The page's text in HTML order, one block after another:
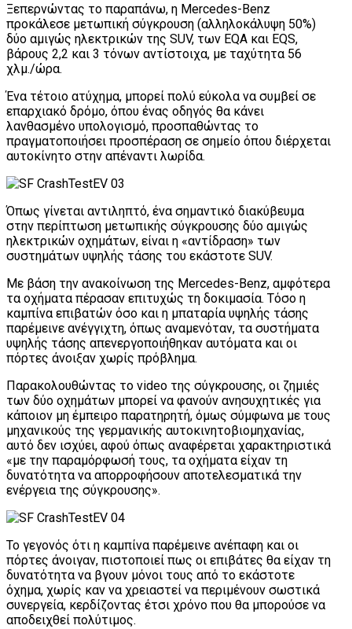
Ξεπερνώντας το παραπάνω, η Mercedes-Benz
προκάλεσε μετωπική σύγκρουση (αλληλοκάλυψη 50%)
δύο αμιγώς ηλεκτρικών της SUV, των EQA και EQS,
βάρους 2,2 και 3 τόνων αντίστοιχα, με ταχύτητα 56
χλμ./ώρα.
Ένα τέτοιο ατύχημα, μπορεί πολύ εύκολα να συμβεί σε
επαρχιακό δρόμο, όπου ένας οδηγός θα κάνει
λανθασμένο υπολογισμό, προσπαθώντας το
πραγματοποιήσει προσπέραση σε σημείο όπου διέρχεται
αυτοκίνητο στην απέναντι λωρίδα.
Όπως γίνεται αντιληπτό, ένα σημαντικό διακύβευμα
στην περίπτωση μετωπικής σύγκρουσης δύο αμιγώς
ηλεκτρικών οχημάτων, είναι η «αντίδραση» των
συστημάτων υψηλής τάσης του εκάστοτε SUV.
Με βάση την ανακοίνωση της Mercedes-Benz, αμφότερα
τα οχήματα πέρασαν επιτυχώς τη δοκιμασία. Τόσο η
καμπίνα επιβατών όσο και η μπαταρία υψηλής τάσης
παρέμεινε ανέγγιχτη, όπως αναμενόταν, τα συστήματα
υψηλής τάσης απενεργοποιήθηκαν αυτόματα και οι
πόρτες άνοιξαν χωρίς πρόβλημα.
Παρακολουθώντας το video της σύγκρουσης, οι ζημιές
των δύο οχημάτων μπορεί να φανούν ανησυχητικές για
κάποιον μη έμπειρο παρατηρητή, όμως σύμφωνα με τους
μηχανικούς της γερμανικής αυτοκινητοβιομηχανίας,
αυτό δεν ισχύει, αφού όπως αναφέρεται χαρακτηριστικά
«με την παραμόρφωσή τους, τα οχήματα είχαν τη
δυνατότητα να απορροφήσουν αποτελεσματικά την
ενέργεια της σύγκρουσης».
Το γεγονός ότι η καμπίνα παρέμεινε ανέπαφη και οι
πόρτες άνοιγαν, πιστοποιεί πως οι επιβάτες θα είχαν τη
δυνατότητα να βγουν μόνοι τους από το εκάστοτε
όχημα, χωρίς καν να χρειαστεί να περιμένουν σωστικά
συνεργεία, κερδίζοντας έτσι χρόνο που θα μπορούσε να
αποδειχθεί πολύτιμος.